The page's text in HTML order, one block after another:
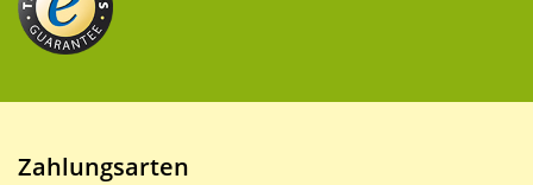
Zahlungsarten